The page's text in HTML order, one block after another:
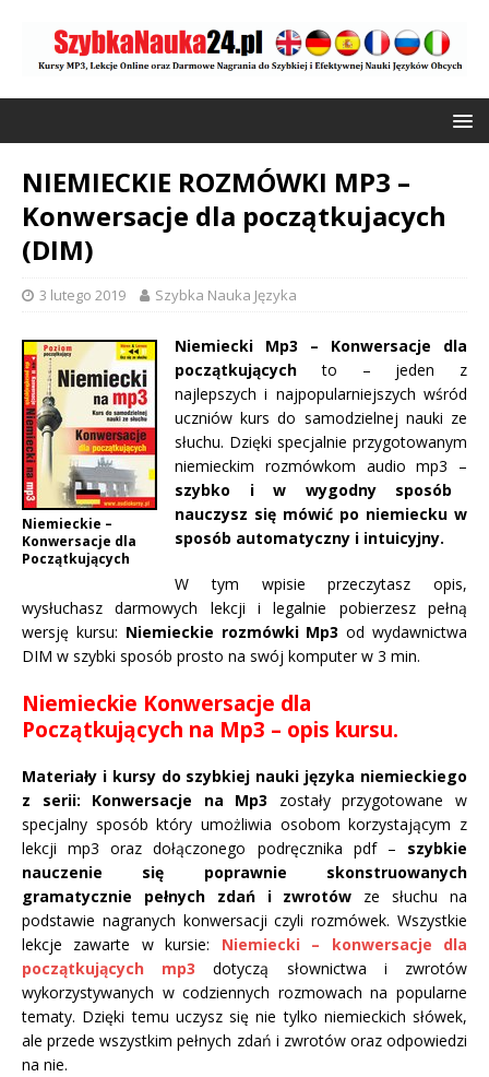
NIEMIECKIE ROZMÓWKI MP3 –
Konwersacje dla początkujacych
(DIM)
3 lutego 2019 Szybka Nauka Języka
Niemieckie –
Konwersacje dla
Początkujących
Niemiecki Mp3 – Konwersacje dla
początkujących to – jeden z
najlepszych i najpopularniejszych wśród
uczniów kurs do samodzielnej nauki ze
słuchu. Dzięki specjalnie przygotowanym
niemieckim rozmówkom audio mp3 –
szybko i w wygodny sposób
nauczysz się mówić po niemiecku w
sposób automatyczny i intuicyjny.
W tym wpisie przeczytasz opis,
wysłuchasz darmowych lekcji i legalnie pobierzesz pełną
wersję kursu: Niemieckie rozmówki Mp3 od wydawnictwa
DIM w szybki sposób prosto na swój komputer w 3 min.
Niemieckie Konwersacje dla
Początkujących na Mp3 – opis kursu.
Materiały i kursy do szybkiej nauki języka niemieckiego
z serii: Konwersacje na Mp3 zostały przygotowane w
specjalny sposób który umożliwia osobom korzystającym z
lekcji mp3 oraz dołączonego podręcznika pdf – szybkie
nauczenie się poprawnie skonstruowanych
gramatycznie pełnych zdań i zwrotów ze słuchu na
podstawie nagranych konwersacji czyli rozmówek. Wszystkie
lekcje zawarte w kursie: Niemiecki – konwersacje dla
początkujących mp3 dotyczą słownictwa i zwrotów
wykorzystywanych w codziennych rozmowach na popularne
tematy. Dzięki temu uczysz się nie tylko niemieckich słówek,
ale przede wszystkim pełnych zdań i zwrotów oraz odpowiedzi
na nie.